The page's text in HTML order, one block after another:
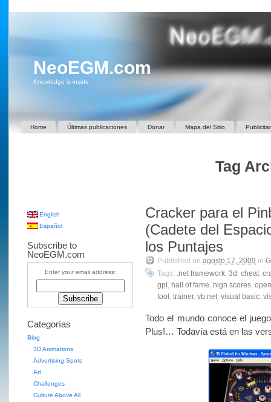
NeoEGM.com
Knowledge is inside
Home Últimas publicaciones Donar Mapa del Sitio
Tag
Cracker para el
(Cadete del
los Puntajes
Published on agosto 17, 2009 in
Tags: .net framework, 3d , cheat,
gpl , hall of fame, high scores,
tool , trainer, vb.net, visual basic,
Todo el mundo conoce el
Plus!… Todavía está en las
English
Español
Subscribe to
NeoEGM.com
Enter your email address:
Categorías
Blog
3D Animations
Advertising Spots
Art
Challenges
Culture Above All